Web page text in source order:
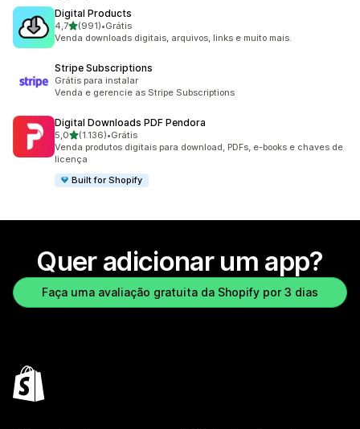
Digital Products
4,7de 5 estrelas
(991)
991 avaliações ao todo
•Grátis
Venda downloads digitais, arquivos, links e muito mais.
Stripe Subscriptions
Grátis para instalar
Venda e gerencie as Stripe Subscriptions
Digital Downloads PDF Pendora
5,0de 5 estrelas
(1.136)
1136 avaliações ao todo
•Grátis
Venda produtos digitais para download, PDFs, e-books e chaves de
licença
Built for Shopify
Quer adicionar um app?
Faça uma avaliação gratuita da Shopify por 3 dias